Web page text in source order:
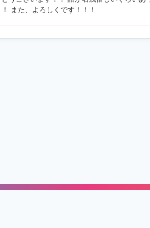
また、よろしくです！！！